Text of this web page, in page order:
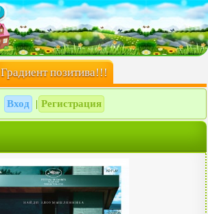
Градиент позитива!!!
Вход Регистрация